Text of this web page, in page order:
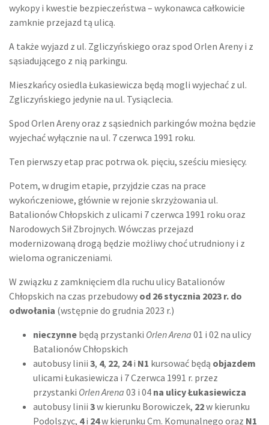
wykopy i kwestie bezpieczeństwa – wykonawca całkowicie
zamknie przejazd tą ulicą.
A także wyjazd z ul. Zgliczyńskiego oraz spod Orlen Areny i z
sąsiadującego z nią parkingu.
Mieszkańcy osiedla Łukasiewicza będą mogli wyjechać z ul.
Zgliczyńskiego jedynie na ul. Tysiąclecia.
Spod Orlen Areny oraz z sąsiednich parkingów można będzie
wyjechać wyłącznie na ul. 7 czerwca 1991 roku.
Ten pierwszy etap prac potrwa ok. pięciu, sześciu miesięcy.
Potem, w drugim etapie, przyjdzie czas na prace
wykończeniowe, głównie w rejonie skrzyżowania ul.
Batalionów Chłopskich z ulicami 7 czerwca 1991 roku oraz
Narodowych Sił Zbrojnych. Wówczas przejazd
modernizowaną drogą będzie możliwy choć utrudniony i z
wieloma ograniczeniami.
W związku z zamknięciem dla ruchu ulicy Batalionów
Chłopskich na czas przebudowy od 26 stycznia 2023 r. do
odwołania (wstępnie do grudnia 2023 r.)
nieczynne będą przystanki Orlen Arena 01 i 02 na ulicy
Batalionów Chłopskich
autobusy linii 3, 4, 22, 24i N1 kursować będą objazdem
ulicami Łukasiewicza i 7 Czerwca 1991 r. przez
przystanki Orlen Arena 03 i 04 na ulicy Łukasiewicza
autobusy linii 3w kierunku Borowiczek, 22w kierunku
Podolszyc, 4i 24w kierunku Cm. Komunalnego oraz N1